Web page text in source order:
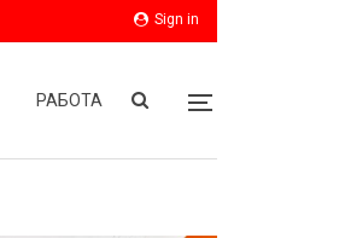
Sign in
РАБОТА